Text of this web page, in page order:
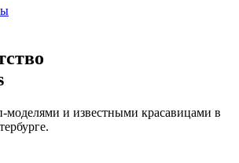
моделями и известными красавицами в